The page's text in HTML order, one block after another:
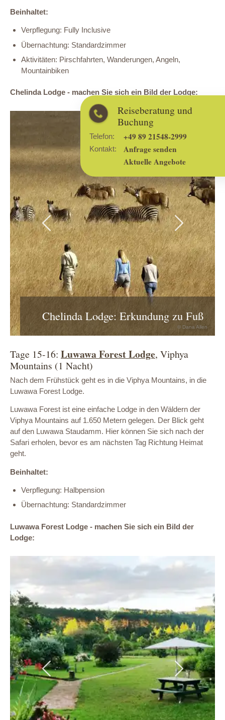
Reiseberatung und
Buchung
Telefon: +49 89 21548-2999
Kontakt:
Anfrage senden
Aktuelle Angebote
Beinhaltet:
Verpflegung: Fully Inclusive
Übernachtung: Standardzimmer
Aktivitäten: Pirschfahrten, Wanderungen, Angeln,
Mountainbiken
Chelinda Lodge - machen Sie sich ein Bild der Lodge:
© Dana Allen
Chelinda Lodge: Erkundung zu Fuß
Previous Next
Tage 15-16: Luwawa Forest Lodge, Viphya
Mountains (1 Nacht)
Nach dem Frühstück geht es in die Viphya Mountains, in die
Luwawa Forest Lodge.
Luwawa Forest ist eine einfache Lodge in den Wäldern der
Viphya Mountains auf 1.650 Metern gelegen. Der Blick geht
auf den Luwawa Staudamm. Hier können Sie sich nach der
Safari erholen, bevor es am nächsten Tag Richtung Heimat
geht.
Beinhaltet:
Verpflegung: Halbpension
Übernachtung: Standardzimmer
Luwawa Forest Lodge - machen Sie sich ein Bild der
Lodge:
Previous Next